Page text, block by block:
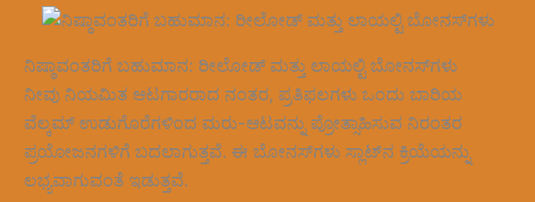
ನಿಷ್ಠಾವಂತರಿಗೆ ಬಹುಮಾನ: ರೀಲೋಡ್ ಮತ್ತು ಲಾಯಲ್ಟಿ ಬೋನಸ್‌ಗಳು
ನೀವು ನಿಯಮಿತ ಆಟಗಾರರಾದ ನಂತರ, ಪ್ರತಿಫಲಗಳು ಒಂದು ಬಾರಿಯ
ವೆಲ್ಕಮ್ ಉಡುಗೊರೆಗಳಿಂದ ಮರು-ಆಟವನ್ನು ಪ್ರೋತ್ಸಾಹಿಸುವ ನಿರಂತರ
ಪ್ರಯೋಜನಗಳಿಗೆ ಬದಲಾಗುತ್ತವೆ. ಈ ಬೋನಸ್‌ಗಳು ಸ್ಲಾಟ್‌ನ ಕ್ರಿಯೆಯನ್ನು
ಲಭ್ಯವಾಗುವಂತೆ ಇಡುತ್ತವೆ.